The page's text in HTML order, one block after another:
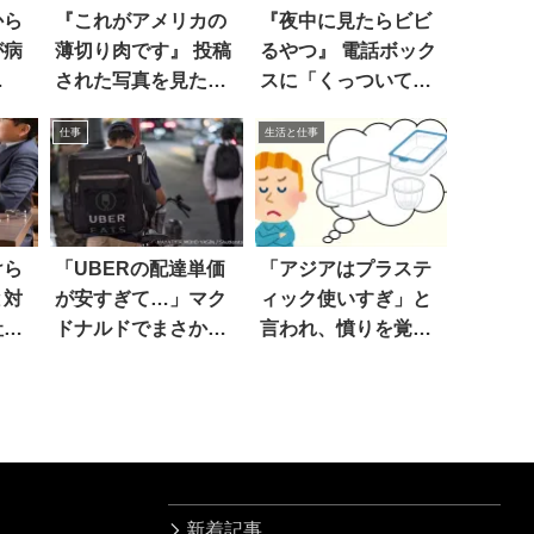
『これがアメリカの
薄切り肉です』 投稿
された写真を見た
『夜中に見たらビビ
るやつ』 電話ボック
スに「くっついて」
仕事
「UBERの配達単価
が安すぎて…」マク
ドナルドでまさかの
生活と仕事
「アジアはプラステ
ィック使いすぎ」と
言われ、憤りを覚え
新着記事